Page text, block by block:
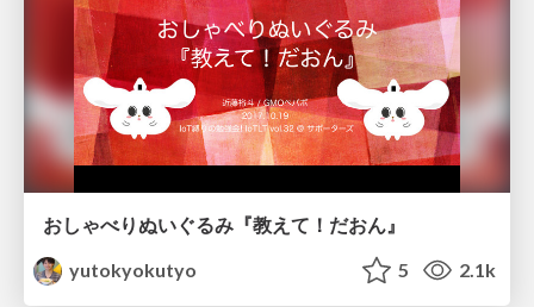
おしゃべりぬいぐるみ『教えて！だおん』
yutokyokutyo
5 2.1k